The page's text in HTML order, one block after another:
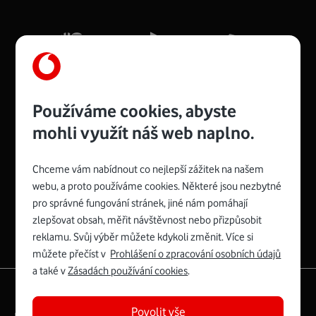
Více o COMPAL CH7465VF
Zyxel VMG8623-T50B:
Rozměry modemu jsou 16 x 22 x 7,5 cm (včetně stojánku)
a nabízí 4 gigabitové LAN porty a bezdrátové připojení Wi-
Fi ve verzích 802.11 b/g/n/ac pro frekvenci 2,4 GHz a
Mb/s.
Spojte se s Vodafonem
Používáme cookies, abyste
mohli využít náš web naplno.
Chceme vám nabídnout co nejlepší zážitek na našem
webu, a proto používáme cookies. Některé jsou nezbytné
pro správné fungování stránek, jiné nám pomáhají
zlepšovat obsah, měřit návštěvnost nebo přizpůsobit
reklamu. Svůj výběr můžete kdykoli změnit. Více si
můžete přečíst v Prohlášení o zpracování osobních údajů
a také vZásadách používání cookies.
Povolit vše